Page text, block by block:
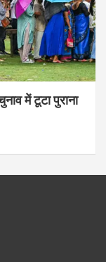
में टूटा पुराना